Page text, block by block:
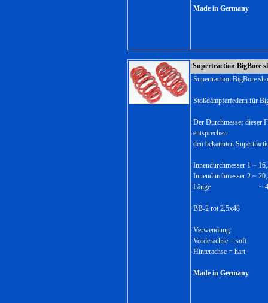
Made in Germany
Supertraction BigBore
Supertraction BigBore
Stoßdämpferfedern für
Der Durchmesser dieser
entsprechen
den bekannten
Innendurchmesser 1 ~
Innendurchmesser 2 ~
Länge ~
BB-2 rot 2,5x48
Verwendung:
Vorderachse = soft
Hinterachse = hart
Made in Germany